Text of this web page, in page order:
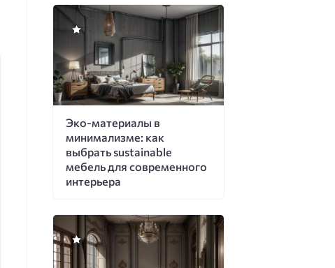
Эко-материалы в
минимализме: как
выбрать sustainable
мебель для современного
интерьера